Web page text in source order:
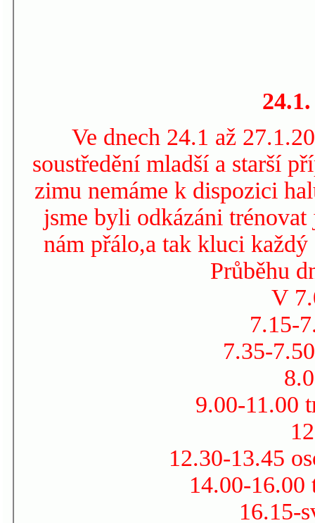
Ve dnech 24.1 až
soustředění mladší a starší
zimu nemáme k dispozici
jsme byli odkázáni trénovat
nám přálo,a tak kluci
Průběhu
V
7.15-
7.35-
9.00-11.00
12.30-13.45
14.00-16.00
16.15-